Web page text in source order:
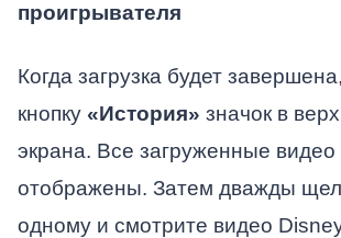
проигрывателя
Когда загрузка будет
кнопку «История» значок в
экрана. Все загруженные видео
отображены. Затем дважды
одному и смотрите видео